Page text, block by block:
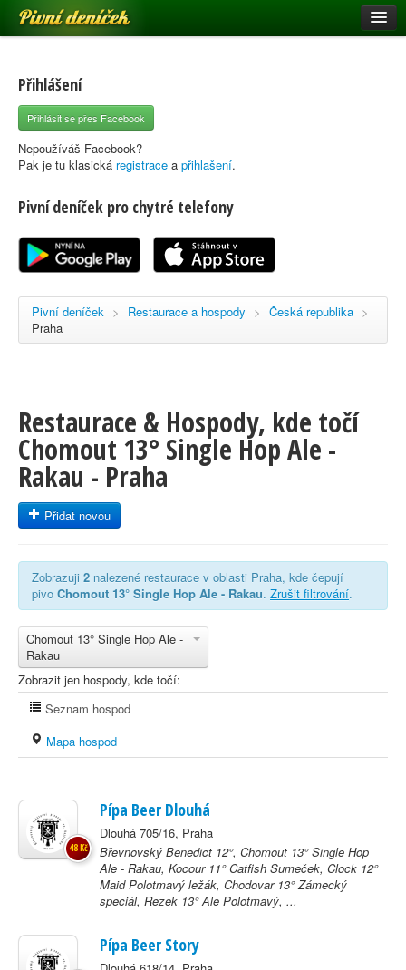
Pivní deníček
Pivní mapa
Pivní značky
Nápověda
Registrace
Přihlášení
Přihlásit se přes Facebook
Nepoužíváš Facebook?
Pak je tu klasická registrace a přihlašení.
Pivní deníček pro chytré telefony
Pivní deníček > Restaurace a hospody > Česká republika >
Praha
Restaurace & Hospody, kde točí
Chomout 13° Single Hop Ale -
Rakau - Praha
Přidat novou
Zobrazuji 2 nalezené restaurace v oblasti Praha, kde čepují
pivo Chomout 13° Single Hop Ale - Rakau. Zrušit filtrování.
Chomout 13° Single Hop Ale -
Rakau
Zobrazit jen hospody, kde točí:
Seznam hospod
Mapa hospod
Pípa Beer Dlouhá
Dlouhá 705/16, Praha
Břevnovský Benedict 12°, Chomout 13° Single Hop
Ale - Rakau, Kocour 11° Catfish Sumeček, Clock 12°
Maid Polotmavý ležák, Chodovar 13° Zámecký
speciál, Rezek 13° Ale Polotmavý, ...
48 Kč
Pípa Beer Story